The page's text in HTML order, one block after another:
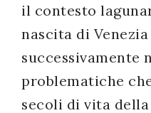
il contesto
nascita di
successivamente
problematiche
secoli di vita